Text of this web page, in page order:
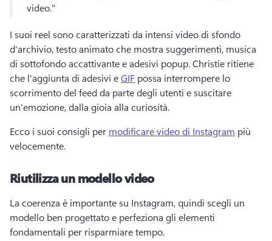
video."
I suoi reel sono caratterizzati da intensi video di sfondo
d'archivio, testo animato che mostra suggerimenti, musica
di sottofondo accattivante e adesivi popup. Christie ritiene
che l'aggiunta di adesivi e GIF possa interrompere lo
scorrimento del feed da parte degli utenti e suscitare
un'emozione, dalla gioia alla curiosità.
Ecco i suoi consigli per modificare video di Instagram più
velocemente.
Riutilizza un modello video
La coerenza è importante su Instagram, quindi scegli un
modello ben progettato e perfeziona gli elementi
fondamentali per risparmiare tempo.